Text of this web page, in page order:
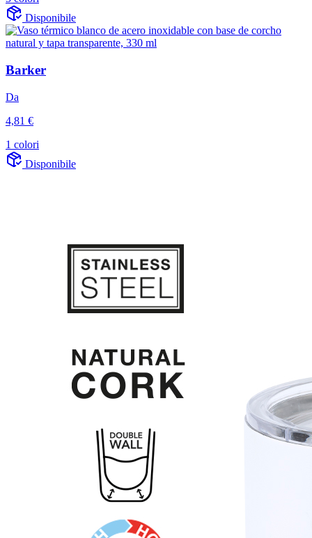
Disponibile
Barker
Da
4,81 €
1 colori
Disponibile